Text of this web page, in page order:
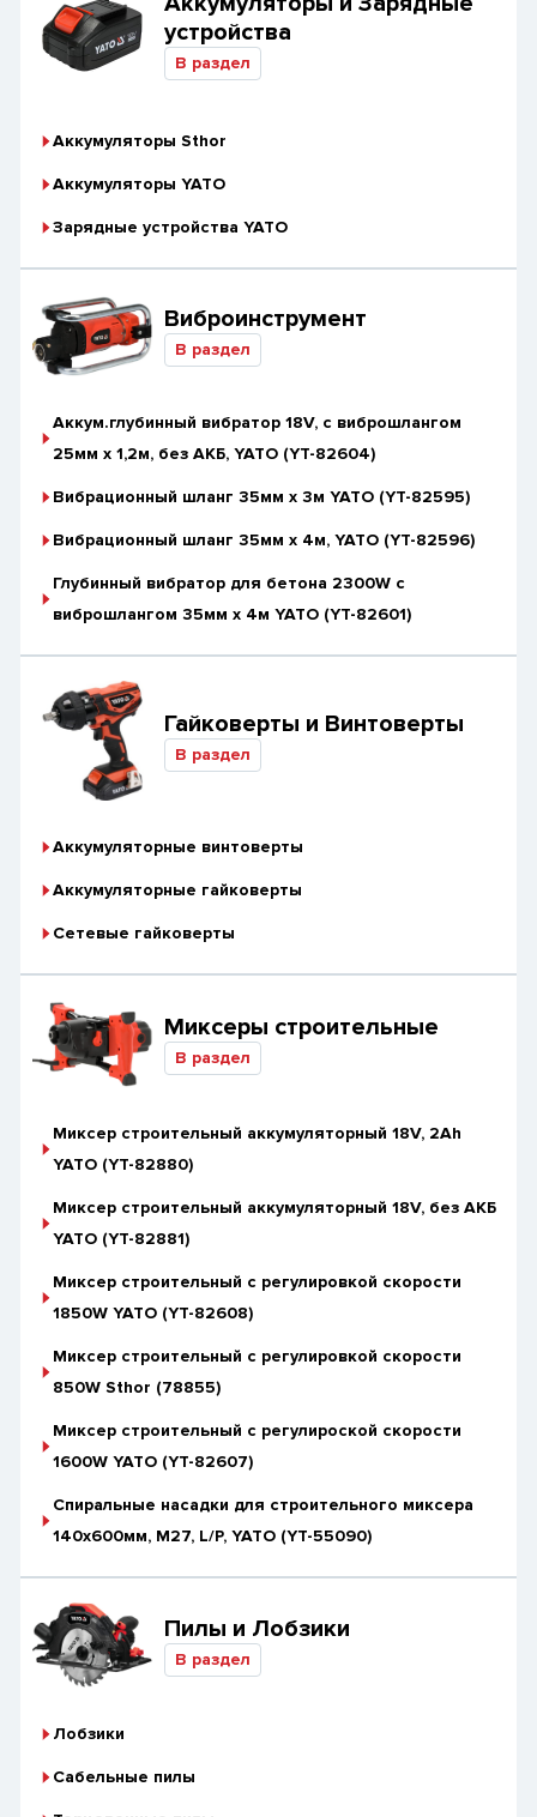
устройства
В раздел
Аккумуляторы Sthor
Аккумуляторы YATO
Зарядные устройства YATO
Виброинструмент
В раздел
Аккум.глубинный вибратор 18V, с виброшлангом
25мм х 1,2м, без АКБ, YATO (YT-82604)
Вибрационный шланг 35мм х 3м YATO (YT-82595)
Вибрационный шланг 35мм х 4м, YATO (YT-82596)
Глубинный вибратор для бетона 2300W с
виброшлангом 35мм х 4м YATO (YT-82601)
Гайковерты и Винтоверты
В раздел
Аккумуляторные винтоверты
Аккумуляторные гайковерты
Сетевые гайковерты
Миксеры строительные
В раздел
Миксер строительный аккумуляторный 18V, 2Ah
YATO (YT-82880)
Миксер строительный аккумуляторный 18V, без АКБ
YATO (YT-82881)
Миксер строительный с регулировкой скорости
1850W YATO (YT-82608)
Миксер строительный с регулировкой скорости
850W Sthor (78855)
Миксер строительный с регулироской скорости
1600W YATO (YT-82607)
Спиральные насадки для строительного миксера
140х600мм, M27, L/P, YATO (YT-55090)
Пилы и Лобзики
В раздел
Лобзики
Сабельные пилы